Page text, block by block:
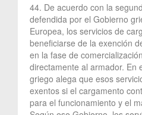
44. De acuerdo con la
defendida por el Gobierno
Europea, los servicios de
beneficiarse de la exención
en la fase de
directamente al armador. En
griego alega que esos
exentos si el cargamento
para el funcionamiento y el